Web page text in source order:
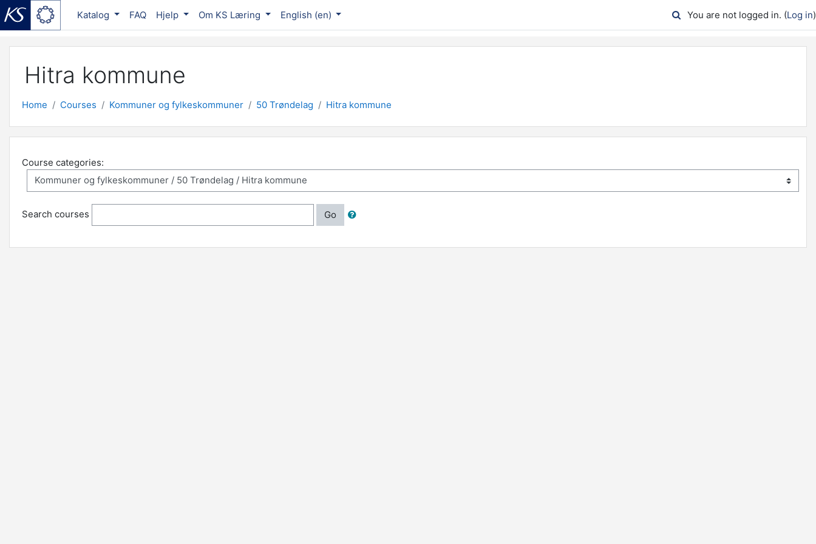
Katalog FAQ Hjelp Om KS Læring English ‎(en)‎ You are not logged in. (Log in)
Hitra kommune
Home Courses Kommuner og fylkeskommuner 50 Trøndelag Hitra kommune
Course categories:
Search courses Go